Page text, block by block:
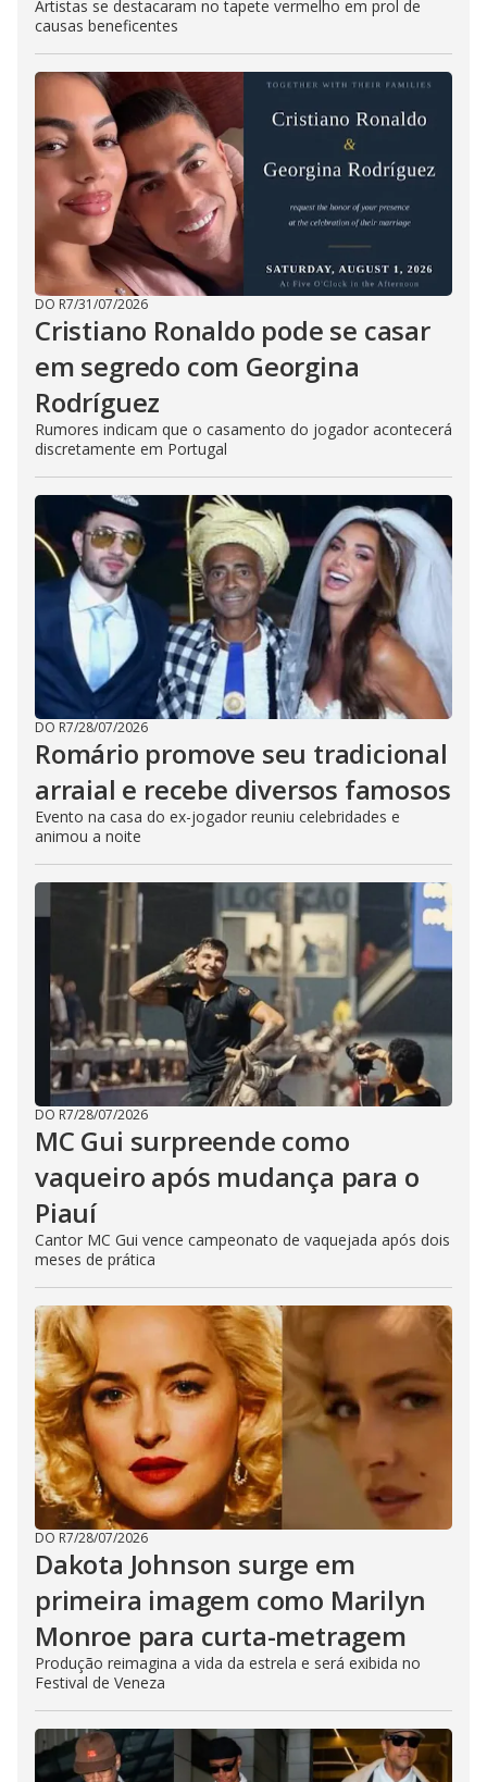
Artistas se destacaram no tapete vermelho em prol de
causas beneficentes
DO R7/31/07/2026
Cristiano Ronaldo pode se casar
em segredo com Georgina
Rodríguez
Rumores indicam que o casamento do jogador acontecerá
discretamente em Portugal
DO R7/28/07/2026
Romário promove seu tradicional
arraial e recebe diversos famosos
Evento na casa do ex-jogador reuniu celebridades e
animou a noite
DO R7/28/07/2026
MC Gui surpreende como
vaqueiro após mudança para o
Piauí
Cantor MC Gui vence campeonato de vaquejada após dois
meses de prática
DO R7/28/07/2026
Dakota Johnson surge em
primeira imagem como Marilyn
Monroe para curta-metragem
Produção reimagina a vida da estrela e será exibida no
Festival de Veneza